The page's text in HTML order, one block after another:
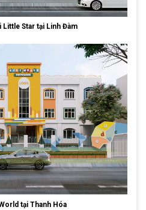
Star tại Linh Đàm
tại Thanh Hóa